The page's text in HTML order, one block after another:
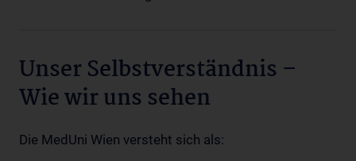
Unser Selbstverständnis –
Wie wir uns sehen
Die MedUni Wien versteht sich als: